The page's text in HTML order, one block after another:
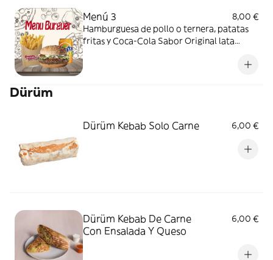
Menú 3
8,00 €
Hamburguesa de pollo o ternera, patatas
fritas y Coca-Cola Sabor Original lata
Dürüm
Dürüm Kebab Solo Carne 6,00 €
Dürüm Kebab De Carne
Con Ensalada Y Queso
6,00 €